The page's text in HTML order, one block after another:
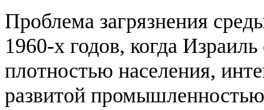
Проблема загрязнения
1960-х годов, когда
плотностью населения,
развитой